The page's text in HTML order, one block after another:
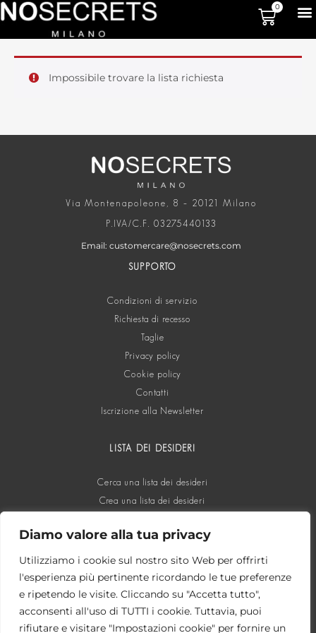
Diamo valore alla tua privacy
Utilizziamo i cookie sul nostro sito Web per offrirti
l'esperienza più pertinente ricordando le tue preferenze
e ripetendo le visite. Cliccando su "Accetta tutto",
acconsenti all'uso di TUTTI i cookie. Tuttavia, puoi
rifiutare e visitare "Impostazioni cookie" per fornire un
0
Impossibile trovare la lista richiesta
Via Montenapoleone, 8 – 20121 Milano
P.IVA/C.F. 03275440133
Email: customercare@nosecrets.com
SUPPORTO
Condizioni di servizio
Richiesta di recesso
Taglie
Privacy policy
Cookie policy
Contatti
Iscrizione alla Newsletter
LISTA DEI DESIDERI
Cerca una lista dei desideri
Crea una lista dei desideri
SOCIAL